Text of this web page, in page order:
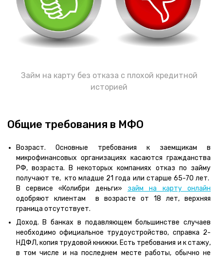
Займ на карту без отказа с плохой кредитной
историей
Общие требования в МФО
Возраст. Основные требования к заемщикам в
микрофинансовых организациях касаются гражданства
РФ, возраста. В некоторых компаниях отказ по займу
получают те, кто младше 21 года или старше 65-70 лет.
В сервисе «Колибри деньги» займ на карту онлайн
одобряют клиентам в возрасте от 18 лет, верхняя
граница отсутствует.
Доход. В банках в подавляющем большинстве случаев
необходимо официальное трудоустройство, справка 2-
НДФЛ, копия трудовой книжки. Есть требования и к стажу,
в том числе и на последнем месте работы, обычно не